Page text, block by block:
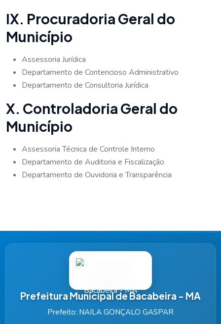
IX. Procuradoria Geral do
Município
Assessoria Jurídica
Departamento de Contencioso Administrativo
Departamento de Consultoria Jurídica
X. Controladoria Geral do
Município
Assessoria Técnica de Controle Interno
Departamento de Auditoria e Fiscalização
Departamento de Ouvidoria e Transparência
Prefeitura Municipal de Bacabeira - MA
Prefeito: NAILA GONÇALO GASPAR